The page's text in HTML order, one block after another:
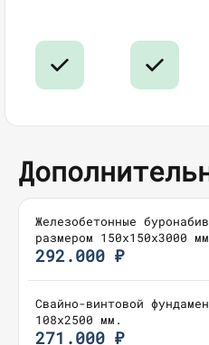
Железобетонные
размером 150х150х3000
292.000 ₽
Свайно-винтовой
108х2500 мм.
271.000 ₽